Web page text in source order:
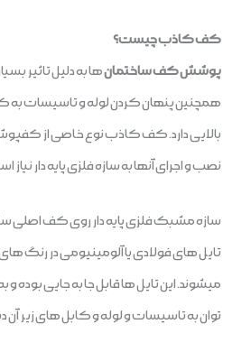
کف کاذب چیست؟
پوشش کف ساختمانها به دلیل تاثیر
همچنین پنهان کردن لوله و تاسیسات به
بالایی دارد. کف کاذب نوع خاصی از
نصب و اجرای آنها به سازه فلزی پایه دار نیاز
سازه مشبک فلزی پایه دار روی کف اصلی
تایل های فولادی یا آلومینیومی در رنگ
میشوند. این تایل ها قابل جا به جایی بوده
توان به تاسیسات و لوله و کابل های زیر